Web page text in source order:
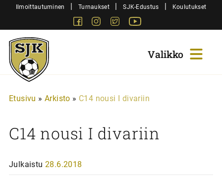
SiirryIlmoittautuminen | Turnaukset | SJK-Edustus | Koulutukset
FacebookInstagram
Twitter
Sjk-
Juniorit
Etusivu » Arkisto » C14 nousi I divariin
C14 nousi I divariin
Julkaistu 28.6.2018